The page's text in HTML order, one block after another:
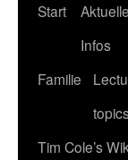
Start
Infos
Familie
topics
Tim Cole’s